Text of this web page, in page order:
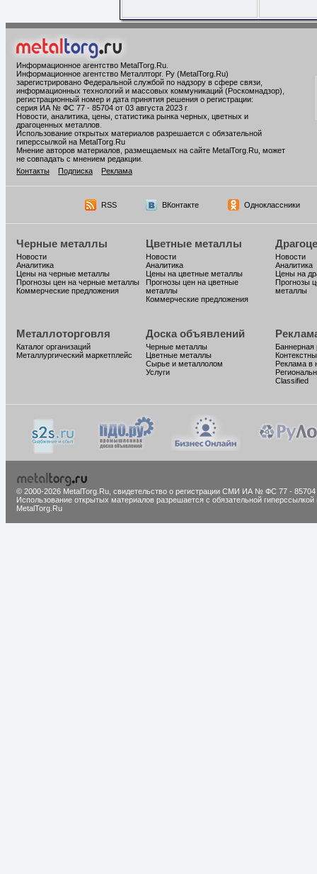
Информационное агентство MetalTorg.Ru
Информационное агентство Металлторг. Ру (MetalTorg.Ru)
зарегистрировано Федеральной службой по надзору в сфере связи,
информационных технологий и массовых коммуникаций (Роскомнадзор),
регистрационный номер и дата принятия решения о регистрации:
серия ИА № ФС 77 - 85704 от 03 августа 2023 г.
Новости, аналитика, цены, статистика рынка черных, цветных и
драгоценных металлов.
Использование открытых материалов разрешается с обязательной
гиперссылкой на MetalTorg.Ru
Мнение авторов материалов, размещаемых на сайте MetalTorg.Ru, может
не совпадать с мнением редакции.
Контакты
Подписка Реклама
RSS ВКонтакте Одноклассники
Черные металлы
Новости
Аналитика
Цены на черные металлы
Прогнозы цен на черные металлы
Коммерческие предложения
Цветные металлы
Новости
Аналитика
Цены на цветные металлы
Прогнозы цен на цветные
металлы
Коммерческие предложения
Новости
Аналитика
Цены на
Прогнозы
металлы
Металлоторговля
Каталог организаций
Металлургический маркетплейс
Доска объявлений
Черные металлы
Цветные металлы
Сырье и металлолом
Услуги
Баннерная
Реклама в
Classified
© 2000-2026 MetalTorg.Ru, cвидетельство о регистрации СМИ ИА № ФС 77 - 85704
Использование открытых материалов разрешается с обязательной гиперссылкой
MetalTorg.Ru